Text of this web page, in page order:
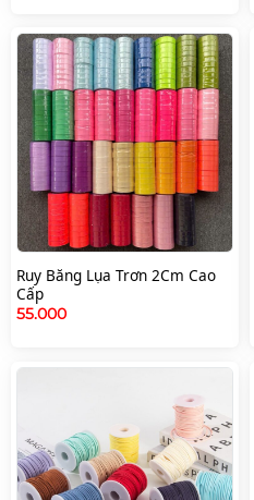
Ruy Băng Lụa Trơn 2Cm Cao
Cấp
55.000